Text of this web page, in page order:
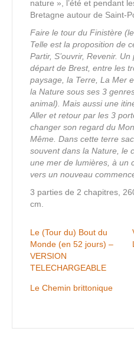
nature », l’été et pendant
Bretagne autour de Saint-
Faire le tour du Finistère
Telle est la proposition de
Partir, S’ouvrir, Revenir.
départ de Brest, entre les
paysage, la Terre, La Mer
la Nature sous ses 3
animal). Mais aussi une
Aller et retour par les 3
changer son regard du
Même. Dans cette terre
souvent dans la Nature, le
une mer de lumières, à un
vers un nouveau
3 parties de 2 chapitres,
cm.
Le (Tour du) Bout du
Monde (en 52 jours) –
VERSION
TELECHARGEABLE
Le Chemin brittonique